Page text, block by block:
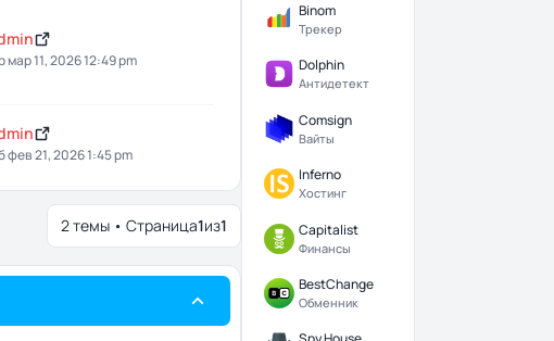
мар 11, 2026 12:49 pm
фев 21, 2026 1:45 pm
2 темы • Страница1из1
Binom
Трекер
Dolphin
Антидетект
Comsign
Вайты
Inferno
Хостинг
Capitalist
Финансы
BestChange
Обменник